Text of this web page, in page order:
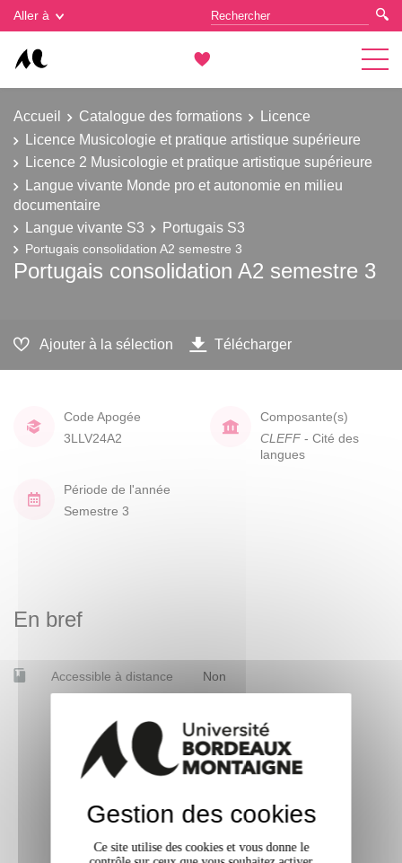
Aller à
Accueil Catalogue des formations
Licence
Licence Musicologie et pratique artistique supérieure
Licence 2 Musicologie et pratique artistique supérieure
Langue vivante Monde pro et autonomie en milieu
documentaire
Langue vivante S3
Portugais S3
Portugais consolidation A2 semestre 3
Portugais consolidation A2 semestre 3
Ajouter à la sélection Télécharger
Code Apogée
3LLV24A2
Composante(s)
CLEFF - Cité des
langues
Période de l'année
Semestre 3
En bref
Accessible à distance Non
Gestion des cookies
Gestion des cookies
Ce site utilise des cookies et vous donne le